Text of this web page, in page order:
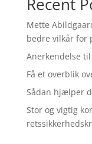
Mette
bedre vilkår for
Anerkendelse
Få et overblik
Sådan hjælper
Stor og vigtig